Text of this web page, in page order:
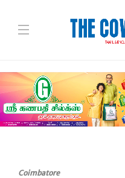
Coimbatore